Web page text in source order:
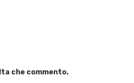
che commento.